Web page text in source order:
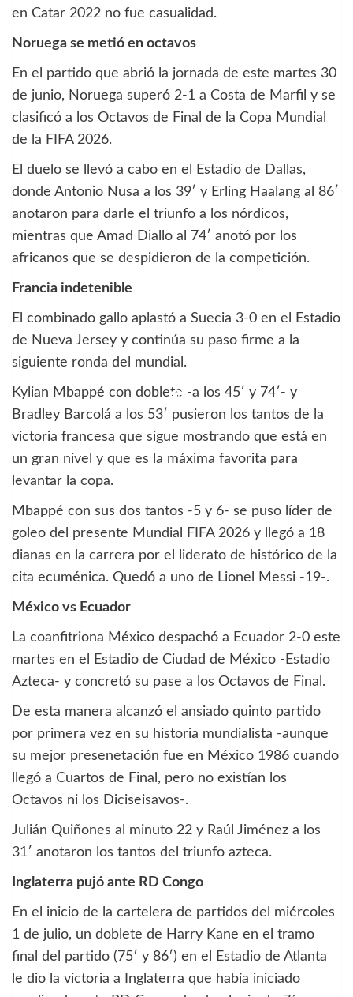
en Catar 2022 no fue casualidad.
Noruega se metió en octavos
En el partido que abrió la jornada de este martes 30
de junio, Noruega superó 2-1 a Costa de Marfil y se
clasificó a los Octavos de Final de la Copa Mundial
de la FIFA 2026.
El duelo se llevó a cabo en el Estadio de Dallas,
donde Antonio Nusa a los 39′ y Erling Haalang al 86′
anotaron para darle el triunfo a los nórdicos,
mientras que Amad Diallo al 74′ anotó por los
africanos que se despidieron de la competición.
Francia indetenible
El combinado gallo aplastó a Suecia 3-0 en el Estadio
de Nueva Jersey y continúa su paso firme a la
siguiente ronda del mundial.
Kylian Mbappé con doblete -a los 45′ y 74′- y
Bradley Barcolá a los 53′ pusieron los tantos de la
victoria francesa que sigue mostrando que está en
un gran nivel y que es la máxima favorita para
levantar la copa.
Mbappé con sus dos tantos -5 y 6- se puso líder de
goleo del presente Mundial FIFA 2026 y llegó a 18
dianas en la carrera por el liderato de histórico de la
cita ecuménica. Quedó a uno de Lionel Messi -19-.
México vs Ecuador
La coanfitriona México despachó a Ecuador 2-0 este
martes en el Estadio de Ciudad de México -Estadio
Azteca- y concretó su pase a los Octavos de Final.
De esta manera alcanzó el ansiado quinto partido
por primera vez en su historia mundialista -aunque
su mejor presenetación fue en México 1986 cuando
llegó a Cuartos de Final, pero no existían los
Octavos ni los Diciseisavos-.
Julián Quiñones al minuto 22 y Raúl Jiménez a los
31′ anotaron los tantos del triunfo azteca.
Inglaterra pujó ante RD Congo
En el inicio de la cartelera de partidos del miércoles
1 de julio, un doblete de Harry Kane en el tramo
final del partido (75′ y 86′) en el Estadio de Atlanta
le dio la victoria a Inglaterra que había iniciado